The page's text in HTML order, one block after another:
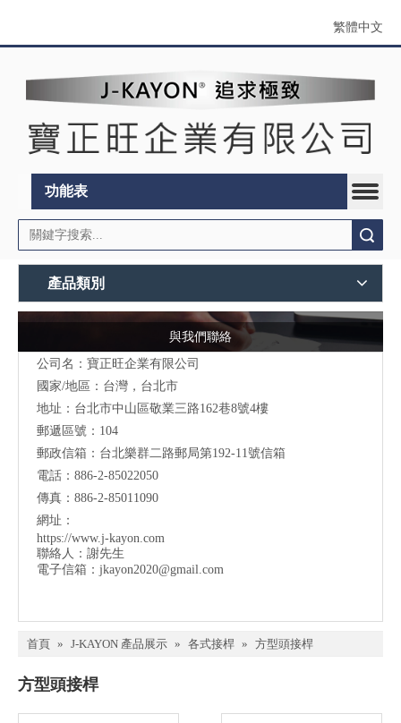
繁體中文
功能表
產品類別
與我們聯絡
公司名：寶正旺企業有限公司
國家/地區：台灣，台北市
地址：台北市中山區敬業三路162巷8號4樓
郵遞區號：104
郵政信箱：台北樂群二路郵局第192-11號信箱
電話：886-2-85022050
傳真：886-2-85011090
網址：
https://www.j-kayon.com
聯絡人：謝先生
電子信箱： jkayon2020@gmail.com
首頁 » J-KAYON 產品展示 » 各式接桿 » 方型頭接桿
方型頭接桿